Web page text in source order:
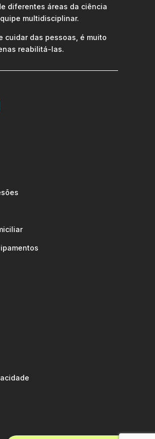
diferentes áreas da ciência
multidisciplinar.
cuidar das pessoas, é muito
reabilitá-las.